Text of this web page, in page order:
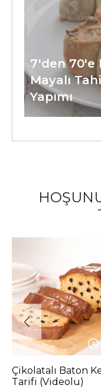
7'den 70'e
Mayalı
Yapımı
Çikolatalı Baton
Tarifi (Videolu)